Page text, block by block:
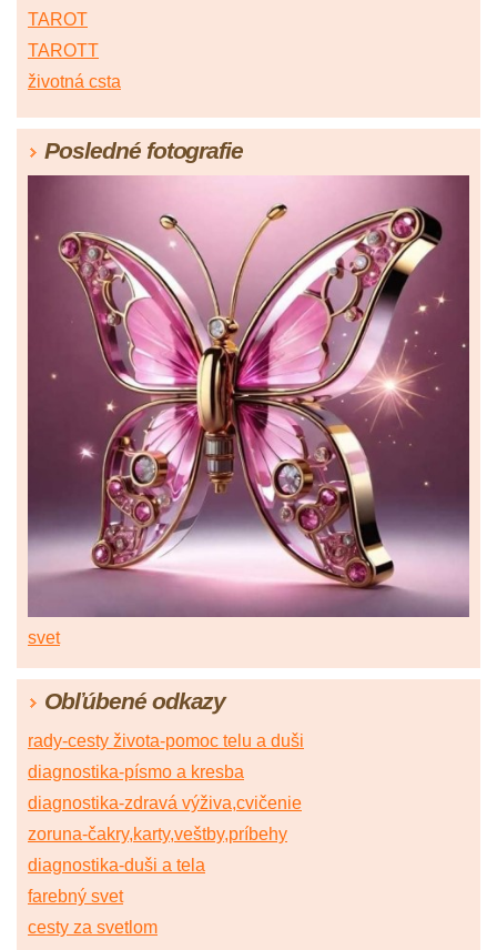
TAROT
TAROTT
životná csta
Posledné fotografie
svet
Obľúbené odkazy
rady-cesty života-pomoc telu a duši
diagnostika-písmo a kresba
diagnostika-zdravá výživa,cvičenie
zoruna-čakry,karty,veštby,príbehy
diagnostika-duši a tela
farebný svet
cesty za svetlom